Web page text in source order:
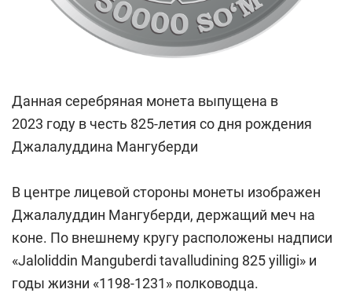
Данная серебряная монета выпущена в
2023 году в честь 825-летия со дня рождения
Джалалуддина Мангуберди
В центре лицевой стороны монеты изображен
Джалалуддин Мангуберди, держащий меч на
коне. По внешнему кругу расположены надписи
«Jaloliddin Manguberdi tavalludining 825 yilligi» и
годы жизни «1198-1231» полководца.